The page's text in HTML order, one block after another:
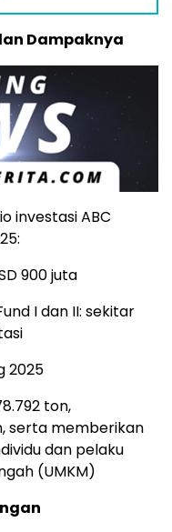
Dampaknya
investasi ABC
900 juta
I dan II: sekitar
2025
ton,
serta memberikan
dan pelaku
(UMKM)